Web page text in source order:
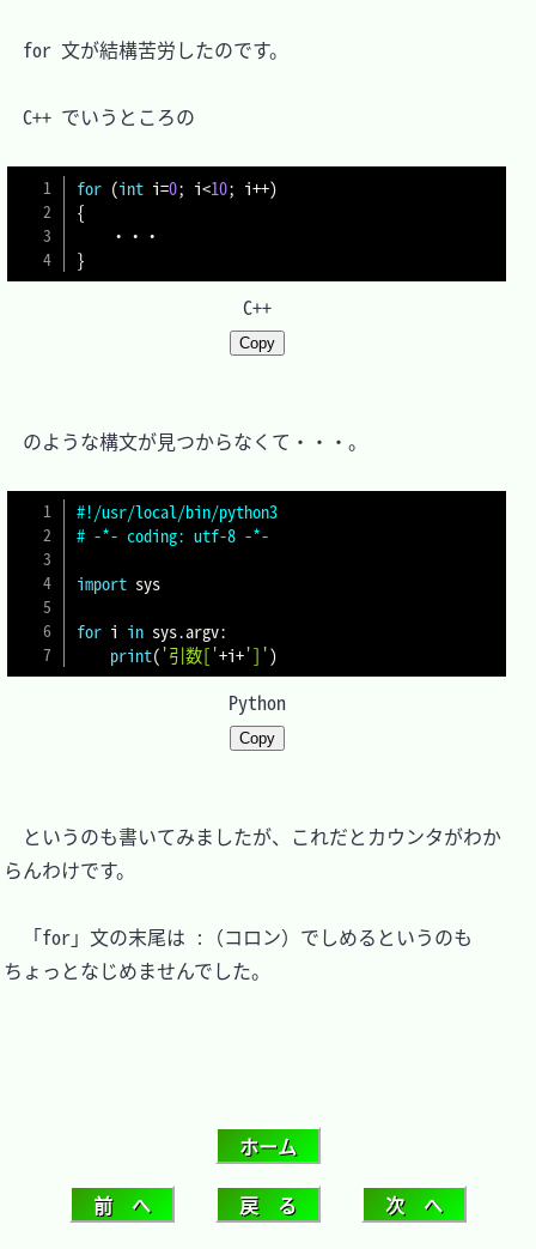
for 文が結構苦労したのです。
C++ でいうところの
for (int i=0; i<10; i++)
{
}
C++
Copy
のような構文が見つからなくて・・・。
#!/usr/local/bin/python3
# -*- coding: utf-8 -*-
import sys
for i in sys.argv:
print('引数['+i+']')
Python
Copy
というのも書いてみましたが、これだとカウンタがわか
らんわけです。
「for」文の末尾は :（コロン）でしめるというのも
ちょっとなじめませんでした。